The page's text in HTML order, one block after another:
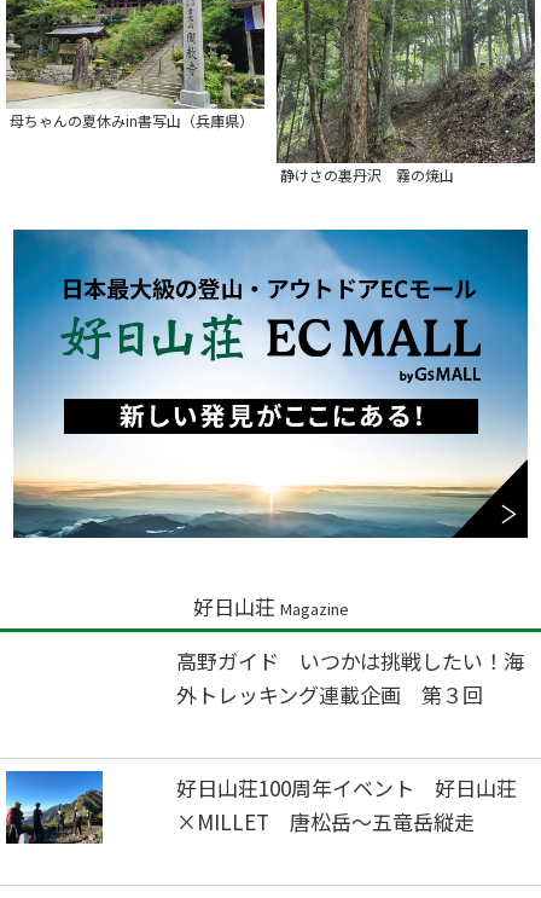
母ちゃんの夏休みin書写山（兵庫県）
静けさの裏丹沢 霧の焼山
好日山荘 Magazine
高野ガイド いつかは挑戦したい！海
外トレッキング連載企画 第３回
好日山荘100周年イベント 好日山荘
×MILLET 唐松岳～五竜岳縦走